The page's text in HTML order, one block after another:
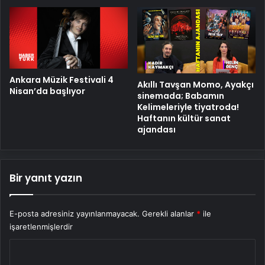
Ankara Müzik Festivali 4
Nisan’da başlıyor
Akıllı Tavşan Momo, Ayakçı
sinemada; Babamın
Kelimeleriyle tiyatroda!
Haftanın kültür sanat
ajandası
Bir yanıt yazın
E-posta adresiniz yayınlanmayacak. Gerekli alanlar * ile
işaretlenmişlerdir